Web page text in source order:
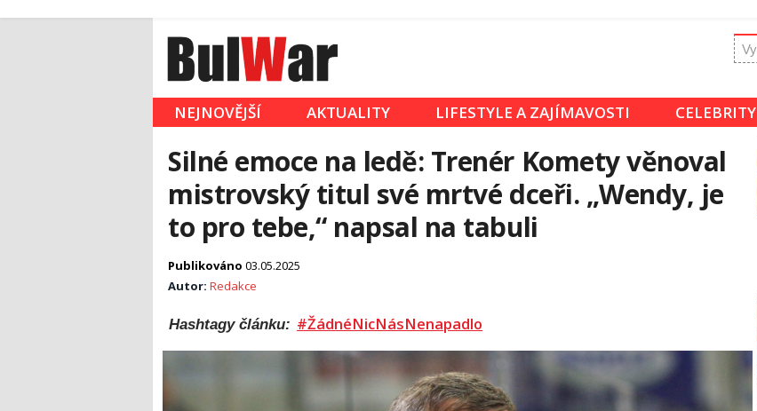
NEJNOVĚJŠÍ AKTUALITY LIFESTYLE A ZAJÍMAVOSTI CELEBRITY
Silné emoce na ledě: Trenér Komety věnoval
mistrovský titul své mrtvé dceři. „Wendy, je
to pro tebe,“ napsal na tabuli
Publikováno 03.05.2025
Autor: Redakce
Hashtagy článku: #ŽádnéNicNásNenapadlo